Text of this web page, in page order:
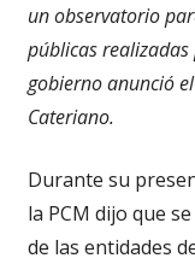
un observatorio
públicas realizadas
gobierno anunció
Cateriano.
Durante su
la PCM dijo que
de las entidades